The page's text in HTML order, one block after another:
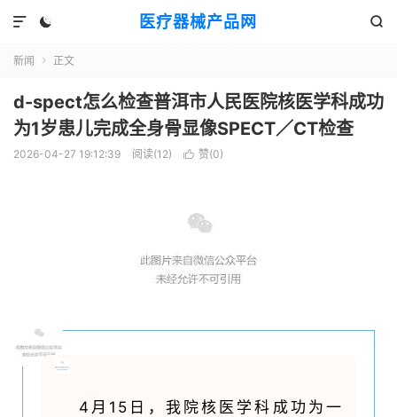
医疗器械产品网
 

新闻  正文
d-spect怎么检查普洱市人民医院核医学科成功
为1岁患儿完成全身骨显像SPECT／CT检查
2026-04-27 19:12:39 阅读(12)  赞(0)
4月15日，我院核医学科成功为一